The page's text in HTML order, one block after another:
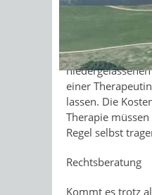
Neben der
einer
im Rahmen
Familientherapie
einer
lassen. Die
Therapie
Regel selbst
Rechtsberatung
Kommt es trotz